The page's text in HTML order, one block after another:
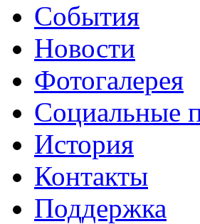
События
Новости
Фотогалерея
Социальные
История
Контакты
Поддержка